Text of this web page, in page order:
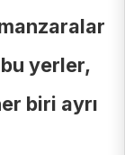
bu yerler,
biri ayrı